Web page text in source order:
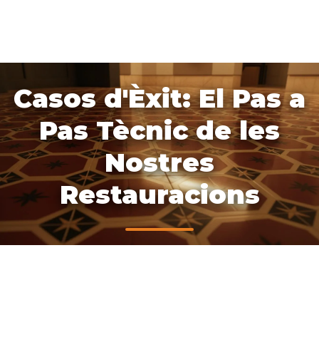
Casos d'Èxit: El Pas a
Pas Tècnic de les
Nostres
Restauracions